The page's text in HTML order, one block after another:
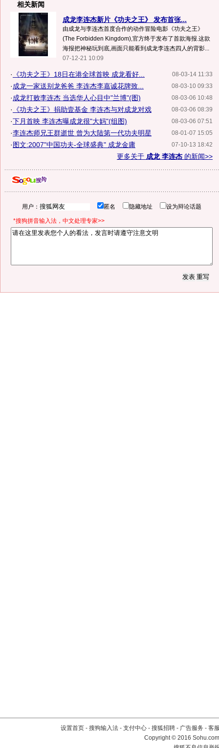
相关新闻
成龙李连杰新片《功夫之王》 发布首张...
由成龙与李连杰首度合作的动作冒险电影《功夫之王》
(The Forbidden Kingdom),官方终于发布了首款海报.这款
海报把神秘玩到底,画面只能看到成龙李连杰四人的背影...
07-12-21 10:09
08-03-14 11:33
· 《功夫之王》18日在港全球首映 成龙看好...
08-03-10 09:33
·成龙一家送别龙爸爸 李连杰李嘉诚花牌致...
08-03-06 10:48
·成龙打败李连杰 当选华人心目中"兰博"(图)
08-03-06 08:39
· 《功夫之王》捐助壹基金 李连杰与对成龙对戏
08-03-06 07:51
·下月首映 李连杰曝成龙很"大妈"(组图)
08-01-07 15:05
·李连杰师兄王群逝世 曾为大陆第一代功夫明星
07-10-13 18:42
·图文:2007"中国功夫-全球盛典" 成龙金庸
更多关于 成龙 李连杰 的新闻>>
用户： 匿名 隐藏地址 设为辩论话题
*搜狗拼音输入法，中文处理专家>>
设置首页 - 搜狗输入法 - 支付中心 - 搜狐招聘 - 广告服务 - 客
Copyright©2016